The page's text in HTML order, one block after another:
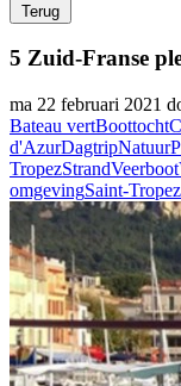
Terug
5 Zuid-Franse
ma 22 februari 2021
Bateau vertBoottocht
d'AzurDagtripNatuur
TropezStrandVeerboot
omgevingSaint-